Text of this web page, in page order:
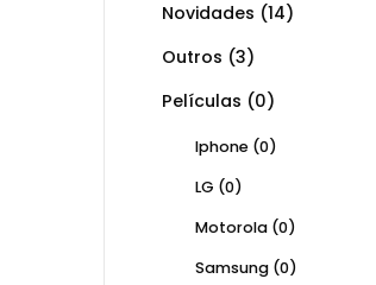
Novidades (14)
Outros (3)
Películas (0)
Iphone (0)
LG (0)
Motorola (0)
Samsung (0)